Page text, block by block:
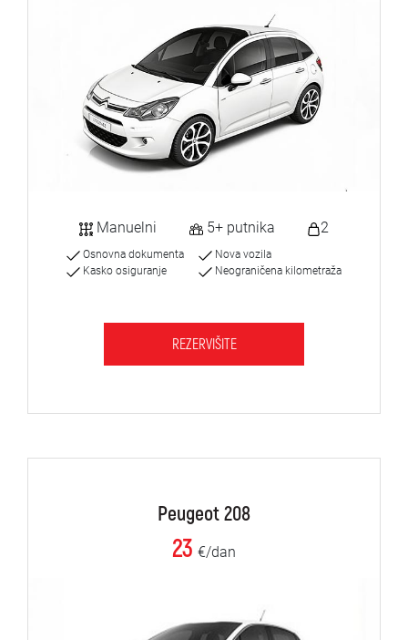
Manuelni 5+ putnika 2
Osnovna dokumenta
Kasko osiguranje
Nova vozila
Neograničena kilometraža
REZERVIŠITE
Peugeot 208
23 €/dan